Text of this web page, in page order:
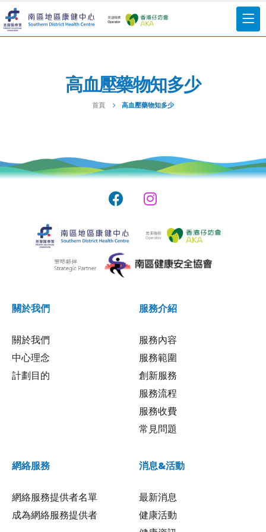
高血壓藥物知多少
首頁 高血壓藥物知多少
關於我們
關於我們
中心理念
計劃目的
服務介紹
服務內容
服務範圍
創新服務
服務流程
服務收費
常見問題
網絡服務
網絡服務提供者名單
成為網絡服務提供者
消息&活動
最新消息
健康活動